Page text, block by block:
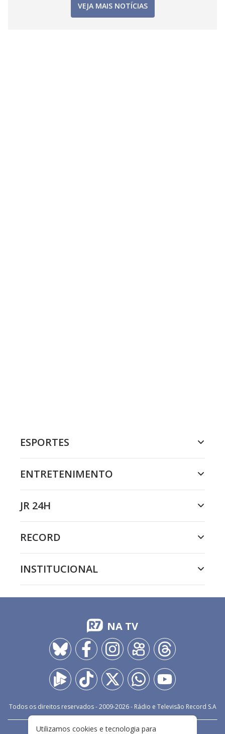
VEJA MAIS NOTÍCIAS
ESPORTES
ENTRETENIMENTO
JR 24H
RECORD
INSTITUCIONAL
NA TV
Todos os direitos reservados - 2009-2026- Rádio e Televisão Record S.A
Utilizamos cookies e tecnologia para